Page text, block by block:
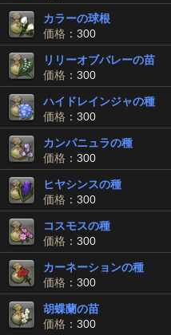
カラーの球根
価格 ：300
リリーオブバレーの苗
価格 ：300
ハイドレインジャの種
価格 ：300
カンパニュラの種
価格 ：300
ヒヤシンスの種
価格 ：300
コスモスの種
価格 ：300
カーネーションの種
価格 ：300
胡蝶蘭の苗
価格 ：300